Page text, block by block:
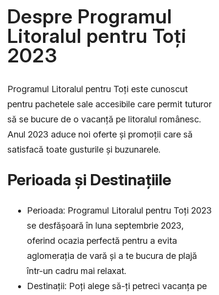
Despre Programul
Litoralul pentru Toți
2023
Programul Litoralul pentru Toți este cunoscut
pentru pachetele sale accesibile care permit tuturor
să se bucure de o vacanță pe litoralul românesc.
Anul 2023 aduce noi oferte și promoții care să
satisfacă toate gusturile și buzunarele.
Perioada și Destinațiile
Perioada: Programul Litoralul pentru Toți 2023
se desfășoară în luna septembrie 2023,
oferind ocazia perfectă pentru a evita
aglomerația de vară și a te bucura de plajă
într-un cadru mai relaxat.
Destinații: Poți alege să-ți petreci vacanța pe